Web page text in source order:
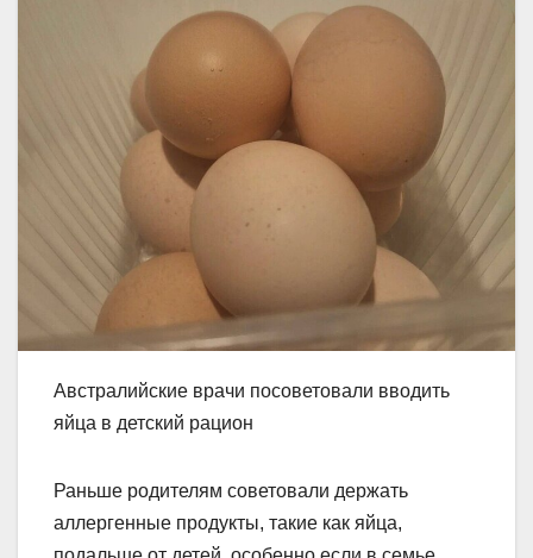
Австралийские врачи посоветовали вводить
яйца в детский рацион
Раньше родителям советовали держать
аллергенные продукты, такие как яйца,